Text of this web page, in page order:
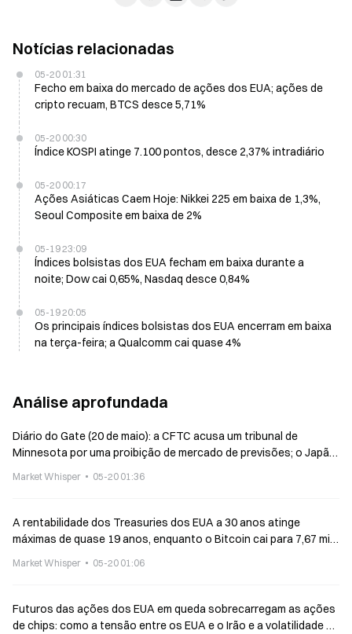
Notícias relacionadas
05-20 01:31
Fecho em baixa do mercado de ações dos EUA; ações de
cripto recuam, BTCS desce 5,71%
05-20 00:30
Índice KOSPI atinge 7.100 pontos, desce 2,37% intradiário
05-20 00:17
Ações Asiáticas Caem Hoje: Nikkei 225 em baixa de 1,3%,
Seoul Composite em baixa de 2%
05-19 23:09
Índices bolsistas dos EUA fecham em baixa durante a
noite; Dow cai 0,65%, Nasdaq desce 0,84%
05-19 20:05
Os principais índices bolsistas dos EUA encerram em baixa
na terça-feira; a Qualcomm cai quase 4%
Análise aprofundada
Diário do Gate (20 de maio): a CFTC acusa um tribunal de
Minnesota por uma proibição de mercado de previsões; o Japão
Market Whisper 05-20 01:36
A rentabilidade dos Treasuries dos EUA a 30 anos atinge
máximas de quase 19 anos, enquanto o Bitcoin cai para 7,67 mil
Market Whisper 05-20 01:06
Futuros das ações dos EUA em queda sobrecarregam as ações
de chips: como a tensão entre os EUA e o Irão e a volatilidade do